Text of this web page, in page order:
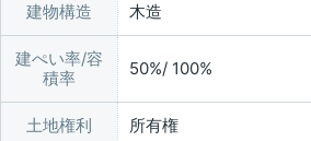
建物構造 木造
建ぺい率/容
積率
50%/ 100%
土地権利 所有権